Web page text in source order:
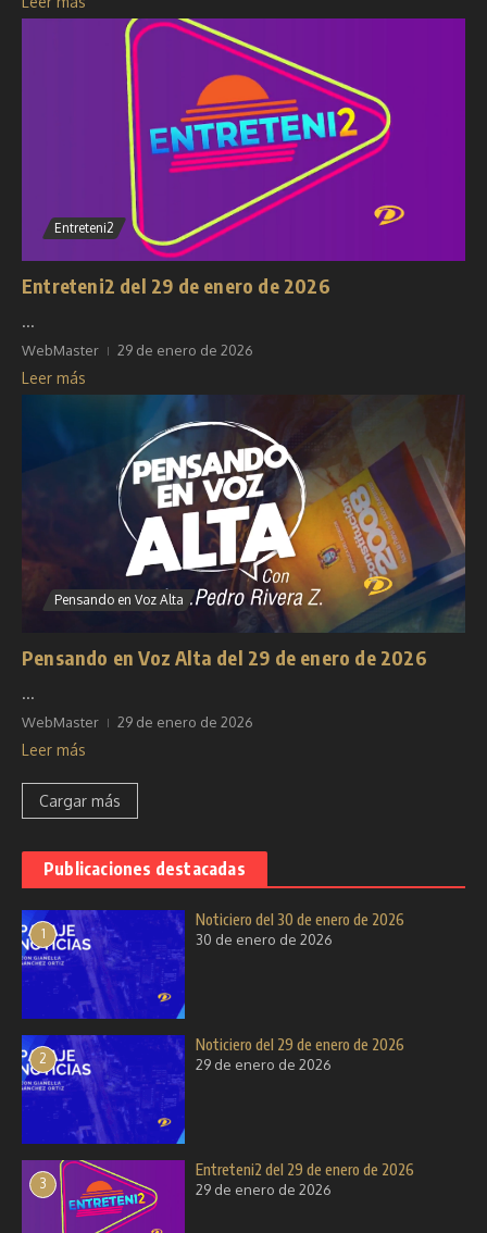
Entreteni2
Entreteni2 del 29 de enero de 2026
...
WebMaster 29 de enero de 2026
Leer más
Pensando en Voz Alta
Pensando en Voz Alta del 29 de enero de 2026
...
WebMaster 29 de enero de 2026
Leer más
Cargar más
Publicaciones destacadas
1
Noticiero del 30 de enero de 2026
30 de enero de 2026
2
Noticiero del 29 de enero de 2026
29 de enero de 2026
3
Entreteni2 del 29 de enero de 2026
29 de enero de 2026